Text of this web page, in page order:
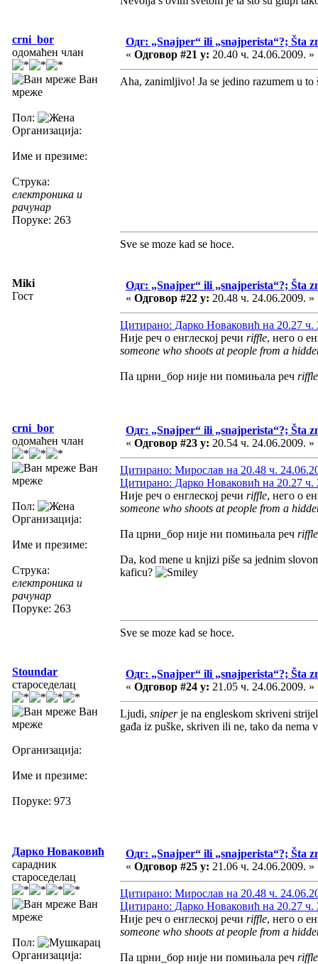
crni_bor
одомаћен члан
Ван
мреже
Пол:
Организација:
Име и презиме:
Струка:
електроника и
рачунар
Поруке: 263
Одг: „Snajper“ ili „snajperista“?; Šta
« Одговор #21 у: 20.40 ч. 24.06.2009. »
Aha, zanimljivo! Ja se jedino razumem u
Sve se moze kad se hoce.
Miki
Гост
Одг: „Snajper“ ili „snajperista“?; Šta
« Одговор #22 у: 20.48 ч. 24.06.2009. »
Цитирано: Дарко Новаковић на 20.27 ч.
Није реч о енглеској речи riffle, него о
someone who shoots at people from a
Па црни_бор није ни помињала реч riffle
crni_bor
одомаћен члан
Ван
мреже
Пол:
Организација:
Име и презиме:
Струка:
електроника и
рачунар
Поруке: 263
Одг: „Snajper“ ili „snajperista“?; Šta
« Одговор #23 у: 20.54 ч. 24.06.2009. »
Цитирано: Мирослав на 20.48 ч.
Цитирано: Дарко Новаковић на 20.27 ч.
Није реч о енглеској речи riffle, него о
someone who shoots at people from a
Па црни_бор није ни помињала реч riffle
Da, kod mene u knjizi piše sa jednim
kaficu?
Sve se moze kad se hoce.
Stoundar
староседелац
Ван
мреже
Организација:
Име и презиме:
Поруке: 973
Одг: „Snajper“ ili „snajperista“?; Šta
« Одговор #24 у: 21.05 ч. 24.06.2009. »
Ljudi, sniperje na engleskom skriveni
gađa iz puške, skriven ili ne, tako da nema
Дарко Новаковић
сарадник
староседелац
Ван
мреже
Пол:
Организација:
Одг: „Snajper“ ili „snajperista“?; Šta
« Одговор #25 у: 21.06 ч. 24.06.2009. »
Цитирано: Мирослав на 20.48 ч.
Цитирано: Дарко Новаковић на 20.27 ч.
Није реч о енглеској речи riffle, него о
someone who shoots at people from a
Па црни_бор није ни помињала реч riffle